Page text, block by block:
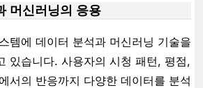
머신러닝의 응용
템에 데이터 분석과 머신러닝 기술을
있습니다. 사용자의 시청 패턴, 평점,
서의 반응까지 다양한 데이터를 분석